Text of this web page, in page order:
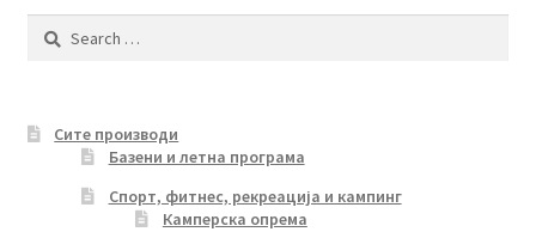
Search
Сите производи
Базени и летна програма
Спорт, фитнес, рекреација и кампинг
Камперска опрема